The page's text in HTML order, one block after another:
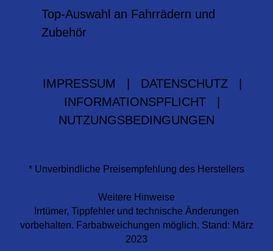
Top-Auswahl an Fahrrädern und
Zubehör
IMPRESSUM DATENSCHUTZ
INFORMATIONSPFLICHT
NUTZUNGSBEDINGUNGEN
* Unverbindliche Preisempfehlung des Herstellers
Weitere Hinweise
Irrtümer, Tippfehler und technische Änderungen
vorbehalten. Farbabweichungen möglich. Stand: März
2023